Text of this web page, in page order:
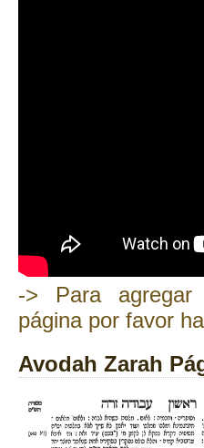
-> Para
página por favor
Avodah Zarah